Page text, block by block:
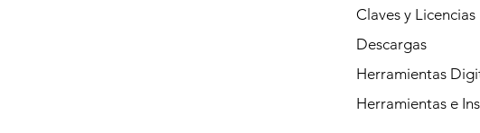
Claves y Licencias
Descargas
Herramientas
Herramientas e